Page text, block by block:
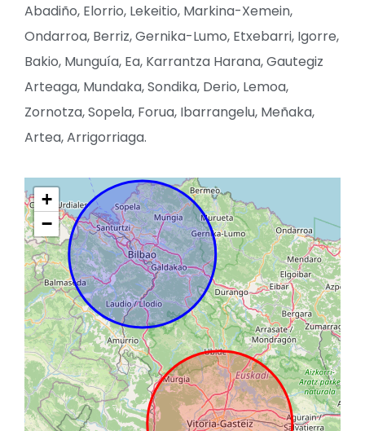
Abadiño, Elorrio, Lekeitio, Markina-Xemein,
Ondarroa, Berriz, Gernika-Lumo, Etxebarri, Igorre,
Bakio, Munguía, Ea, Karrantza Harana, Gautegiz
Arteaga, Mundaka, Sondika, Derio, Lemoa,
Zornotza, Sopela, Forua, Ibarrangelu, Meñaka,
Artea, Arrigorriaga.